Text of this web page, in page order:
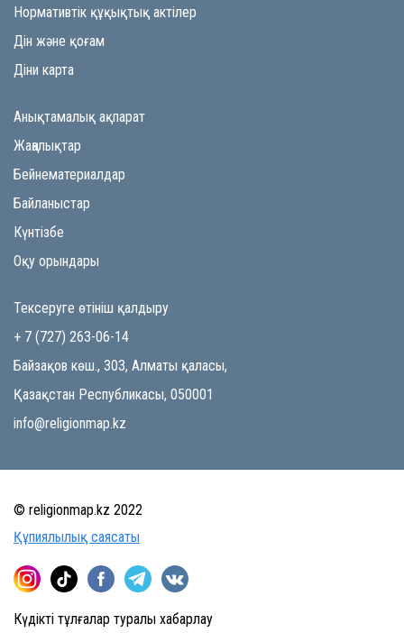
Нормативтік құқықтық актілер
Дін және қоғам
Діни карта
Анықтамалық ақпарат
Жаңалықтар
Бейнематериалдар
Байланыстар
Күнтізбе
Оқу орындары
Тексеруге өтініш қалдыру
+ 7 (727) 263-06-14
Байзақов көш., 303, Алматы қаласы,
Қазақстан Республикасы, 050001
info@religionmap.kz
© religionmap.kz 2022
Құпиялылық саясаты
Күдікті тұлғалар туралы хабарлау